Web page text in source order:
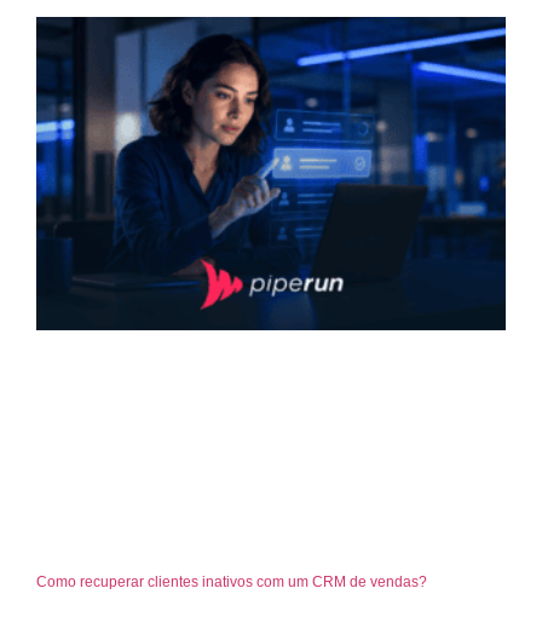
Como recuperar clientes inativos com um CRM de vendas?